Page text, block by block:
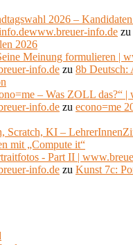
2026 –
info.de zu
2026
Meinung formulieren |
info.de zu 8b Deutsch:
– Was ZOLL das?“ |
info.de zu econo=me
Scratch, KI –
mit „Compute it“
- Part II |
info.de zu Kunst 7c: